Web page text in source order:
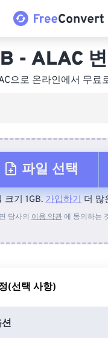
- ALAC 변
으로 온라인에서 무료
파일 선택
장치에서
Google 드라이브에
크기 1GB. 가입하기 더 많
당사의 이용 약관에 동의하는
(선택 사항)